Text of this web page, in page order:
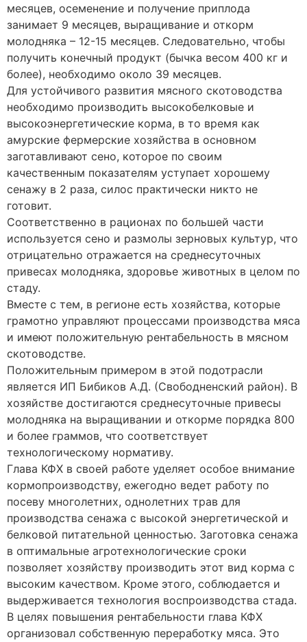
месяцев, осеменение и получение приплода
занимает 9 месяцев, выращивание и откорм
молодняка – 12-15 месяцев. Следовательно, чтобы
получить конечный продукт (бычка весом 400 кг и
более), необходимо около 39 месяцев.
Для устойчивого развития мясного скотоводства
необходимо производить высокобелковые и
высокоэнергетические корма, в то время как
амурские фермерские хозяйства в основном
заготавливают сено, которое по своим
качественным показателям уступает хорошему
сенажу в 2 раза, силос практически никто не
готовит.
Соответственно в рационах по большей части
используется сено и размолы зерновых культур, что
отрицательно отражается на среднесуточных
привесах молодняка, здоровье животных в целом по
стаду.
Вместе с тем, в регионе есть хозяйства, которые
грамотно управляют процессами производства мяса
и имеют положительную рентабельность в мясном
скотоводстве.
Положительным примером в этой подотрасли
является ИП Бибиков А.Д. (Свободненский район). В
хозяйстве достигаются среднесуточные привесы
молодняка на выращивании и откорме порядка 800
и более граммов, что соответствует
технологическому нормативу.
Глава КФХ в своей работе уделяет особое внимание
кормопроизводству, ежегодно ведет работу по
посеву многолетних, однолетних трав для
производства сенажа с высокой энергетической и
белковой питательной ценностью. Заготовка сенажа
в оптимальные агротехнологические сроки
позволяет хозяйству производить этот вид корма с
высоким качеством. Кроме этого, соблюдается и
выдерживается технология воспроизводства стада.
В целях повышения рентабельности глава КФХ
организовал собственную переработку мяса. Это